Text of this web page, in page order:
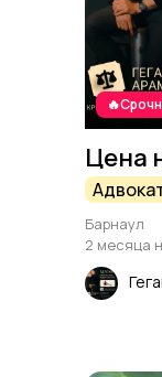
Цена
Барнаул
2 месяца